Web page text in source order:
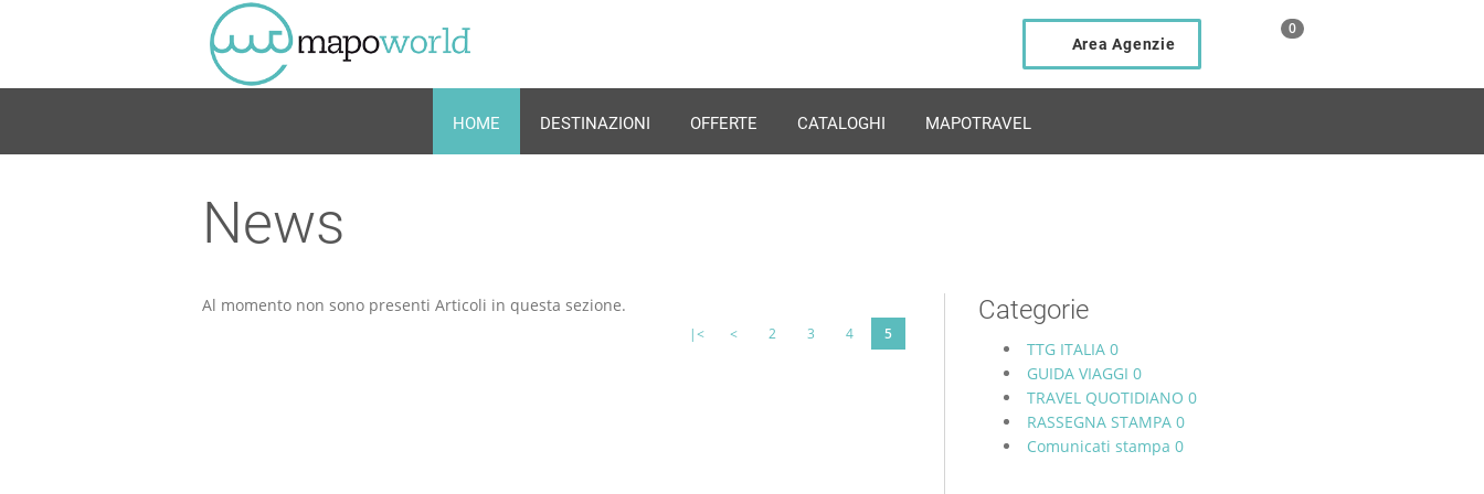
Area Agenzie
0
HOME DESTINAZIONI OFFERTE CATALOGHI MAPOTRAVEL
News
Al momento non sono presenti Articoli in questa sezione.
|< < 2 3 4 5
Categorie
TTG ITALIA 0
GUIDA VIAGGI 0
TRAVEL QUOTIDIANO 0
RASSEGNA STAMPA 0
Comunicati stampa 0